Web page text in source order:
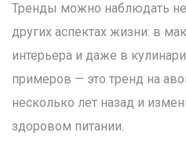
Тренды можно наблюдать
других аспектах жизни: в
интерьера и даже в
примеров — это тренд на
несколько лет назад и
здоровом питании.